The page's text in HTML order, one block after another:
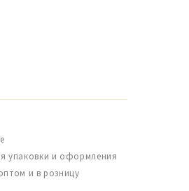
упаковки и оформления
и в розницу